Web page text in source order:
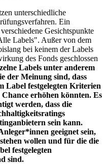
unterschiedliche
Ein
Gesichtspunkte
Labels". Außer von dem
bei keinem der Labels
des Fonds geschlossen
Labels unter anderem
der Meinung sind, dass
Label festgelegten Kriterien
erhöhen könnten. Es
werden, dass die
sein kann.
geeignet sein,
wollen und für die die
festgelegten
sind.